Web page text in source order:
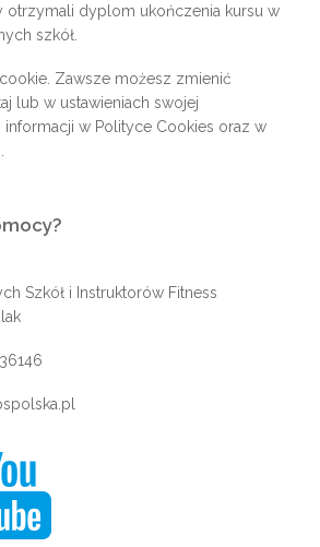
otrzymali dyplom ukończenia kursu w
szkół.
Zawsze możesz zmienić
lub w ustawieniach swojej
informacji w Polityce Cookies oraz w
Szkół i Instruktorów Fitness